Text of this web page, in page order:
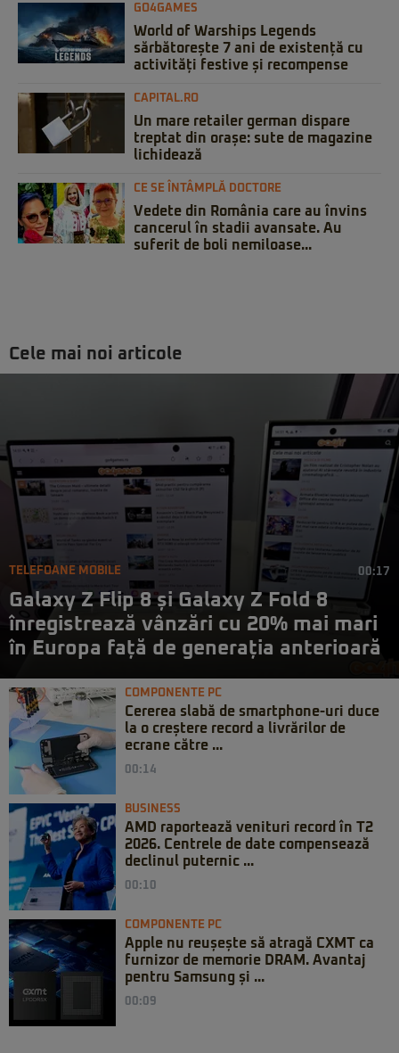
GO4GAMES
World of Warships Legends
sărbătorește 7 ani de existență cu
activități festive și recompense
CAPITAL.RO
Un mare retailer german dispare
treptat din orașe: sute de magazine
lichidează
CE SE ÎNTÂMPLĂ DOCTORE
Vedete din România care au învins
cancerul în stadii avansate. Au
suferit de boli nemiloase...
Cele mai noi articole
TELEFOANE MOBILE 00:17
Galaxy Z Flip 8 și Galaxy Z Fold 8
înregistrează vânzări cu 20% mai mari
în Europa față de generația anterioară
COMPONENTE PC
Cererea slabă de smartphone-uri duce
la o creștere record a livrărilor de
ecrane către ...
00:14
BUSINESS
AMD raportează venituri record în T2
2026. Centrele de date compensează
declinul puternic ...
00:10
COMPONENTE PC
Apple nu reușește să atragă CXMT ca
furnizor de memorie DRAM. Avantaj
pentru Samsung și ...
00:09